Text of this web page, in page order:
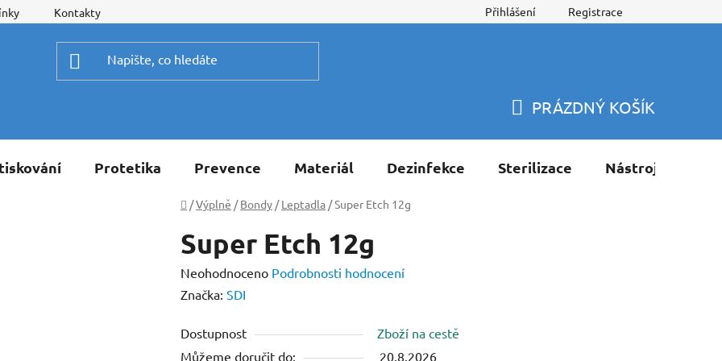
Kontakty Přihlášení Registrace
KOŠÍK
PRÁZDNÝ KOŠÍK
Protetika Prevence Materiál Dezinfekce Sterilizace Nástroje
Domů
/Výplně / Bondy / Leptadla /Super Etch 12g
Super Etch 12g
Průměrné
hodnocení
je
Neohodnoceno Podrobnosti hodnocení
Značka: SDI
Dostupnost
Zboží na cestě
Můžeme doručit do:
20.8.2026